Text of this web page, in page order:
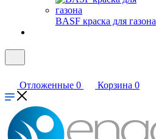
BASF краска для газона
Отложенные 0 Корзина 0